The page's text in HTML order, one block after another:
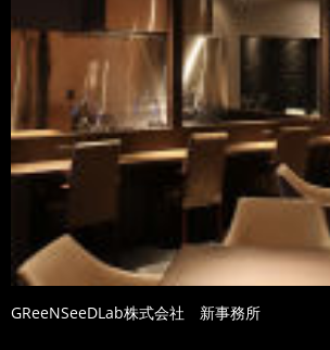
GReeNSeeDLab株式会社 新事務所